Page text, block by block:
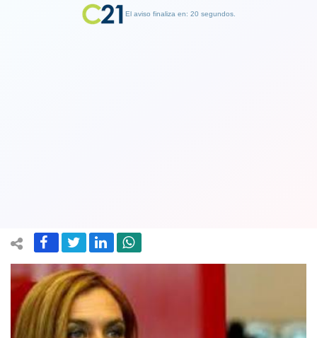
El aviso finaliza en: 19 segundos.